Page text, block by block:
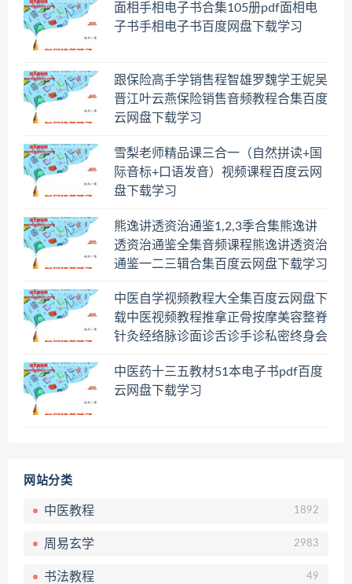
面相手相电子书合集105册pdf面相电
子书手相电子书百度网盘下载学习
跟保险高手学销售程智雄罗魏学王妮吴
晋江叶云燕保险销售音频教程合集百度
云网盘下载学习
雪梨老师精品课三合一（自然拼读+国
际音标+口语发音）视频课程百度云网
盘下载学习
熊逸讲透资治通鉴1,2,3季合集熊逸讲
透资治通鉴全集音频课程熊逸讲透资治
通鉴一二三辑合集百度云网盘下载学习
中医自学视频教程大全集百度云网盘下
载中医视频教程推拿正骨按摩美容整脊
针灸经络脉诊面诊舌诊手诊私密终身会
中医药十三五教材51本电子书pdf百度
云网盘下载学习
网站分类
中医教程 1892
周易玄学 2983
书法教程 49